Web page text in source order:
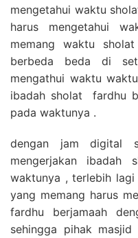
mengetahui waktu
harus mengetahui
memang waktu
berbeda beda di
mengathui waktu
ibadah sholat fardhu
pada waktunya .
dengan jam digital
mengerjakan ibadah
waktunya , terlebih
yang memang harus
fardhu berjamaah
sehingga pihak